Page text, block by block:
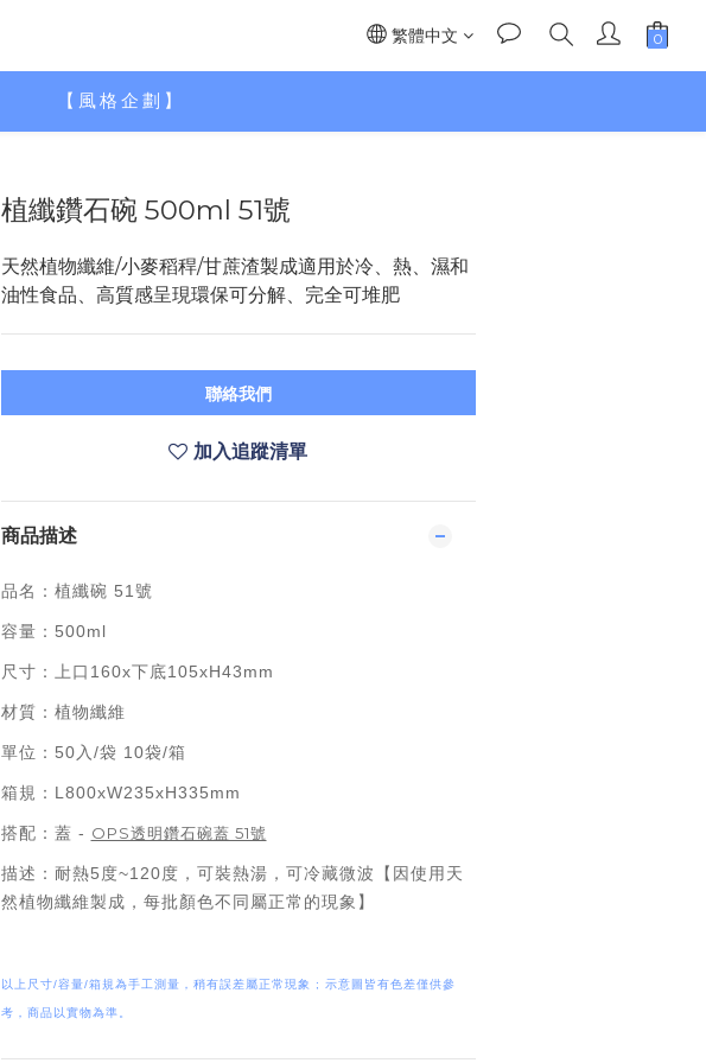
繁體中文
【風格企劃】
植纖鑽石碗 500ml 51號
天然植物纖維/小麥稻稈/甘蔗渣製成適用於冷、熱、濕和
油性食品、高質感呈現環保可分解、完全可堆肥
聯絡我們
加入追蹤清單
商品描述
品名：植纖碗 51號
容量：500ml
尺寸：上口160x下底105xH43mm
材質：植物纖維
單位：50入/袋 10袋/箱
箱規：L800xW235xH335mm
搭配：蓋 - OPS透明鑽石碗蓋 51號
描述：耐熱5度~120度，可裝熱湯，可冷藏微波【因使用天
然植物纖維製成，每批顏色不同屬正常的現象】
以上尺寸/容量/箱規為手工測量，稍有誤差屬正常現象 ; 示意圖皆有色差僅供參
考，商品以實物為準。